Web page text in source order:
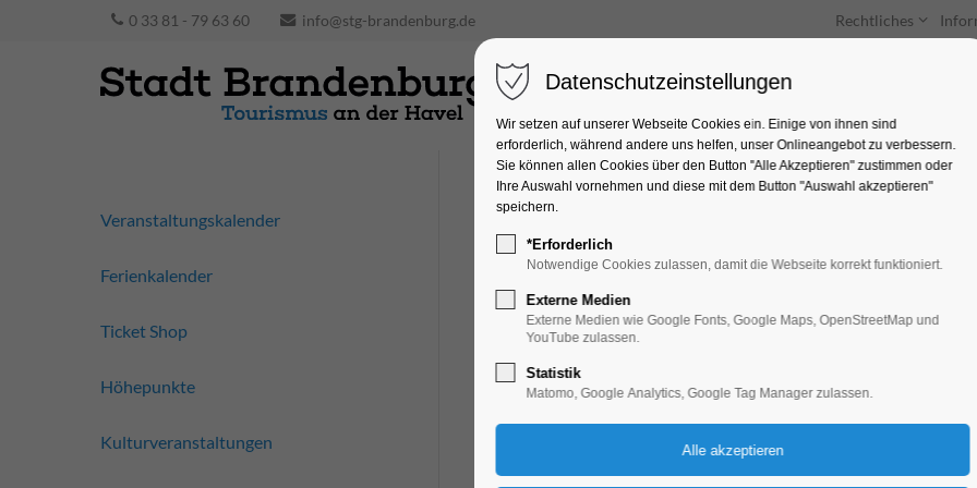
0 33 81 - 79 63 60 info@stg-brandenburg.de Rechtliches
Unterkünfte Entdecken & Erleben
"Monsta"
Ferienkalender, Kinder, Jugend, Mitmach-
07.08.2026, 10:00–11:00
Veranstaltungskalender
Ferienkalender
Ticket Shop
Höhepunkte
Kulturveranstaltungen
Datenschutzeinstellungen
Wir setzen auf unserer Webseite Cookies ein. Einige von ihnen sind
erforderlich, während andere uns helfen, unser Onlineangebot zu verbessern.
Sie können allen Cookies über den Button "Alle Akzeptieren" zustimmen oder
Ihre Auswahl vornehmen und diese mit dem Button "Auswahl akzeptieren"
speichern.
*Erforderlich
Notwendige Cookies zulassen, damit die Webseite korrekt funktioniert.
Externe Medien
Externe Medien wie Google Fonts, Google Maps, OpenStreetMap und
YouTube zulassen.
Statistik
Matomo, Google Analytics, Google Tag Manager zulassen.